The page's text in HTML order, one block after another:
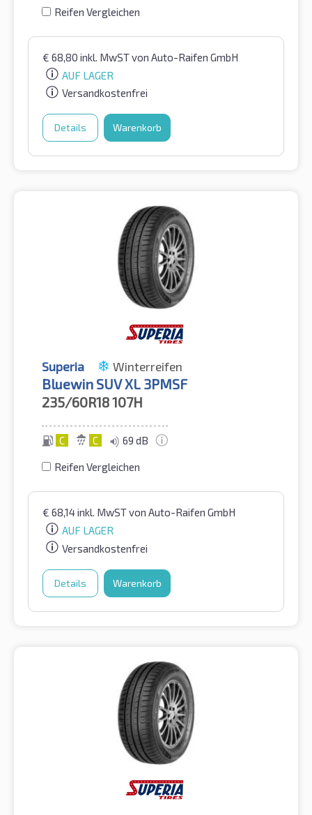
Reifen Vergleichen
€ 68,80 inkl. MwSTvon Auto-Raifen GmbH
AUF LAGER
Versandkostenfrei
Details Warenkorb
Superia Winterreifen
Bluewin SUV XL 3PMSF
235/60R18107H
C C 69 dB
Reifen Vergleichen
€ 68,14inkl. MwSTvon Auto-Raifen GmbH
AUF LAGER
Versandkostenfrei
Details Warenkorb